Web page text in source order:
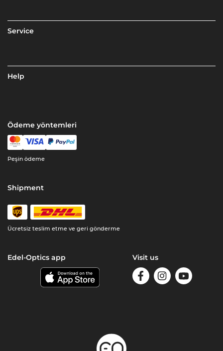
Service
Help
Ödeme yöntemleri
Peşin ödeme
Shipment
Ücretsiz teslim etme ve geri gönderme
Edel-Optics app Visit us